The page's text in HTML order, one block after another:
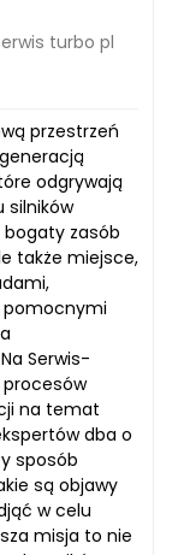
turbo pl
przestrzeń
odgrywają
silników
zasób
także miejsce,
pomocnymi
Serwis-
procesów
na temat
dba o
sposób
są objawy
w celu
misja to nie